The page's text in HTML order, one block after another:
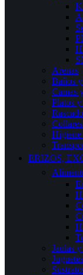
Arenas
Baños
Camas
Platos
Higiene
ERIZOS,
Jaulas